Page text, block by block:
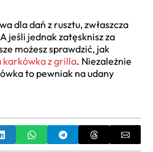
dla dań z rusztu, zwłaszcza
jeśli jednak zatęsknisz za
możesz sprawdzić, jak
karkówka z grilla. Niezależnie
to pewniak na udany